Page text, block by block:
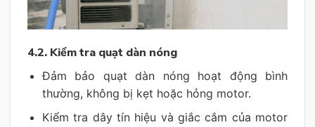
4.2. Kiểm tra quạt dàn nóng
Đảm bảo quạt dàn nóng hoạt động bình
thường, không bị kẹt hoặc hỏng motor.
Kiểm tra dây tín hiệu và giắc cắm của motor